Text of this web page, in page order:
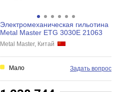
Электромеханическая гильотина
Metal Master ETG 3030E 21063
Metal Master, Китай
Мало Задать вопрос